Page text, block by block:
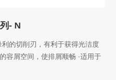
- N
利的切削刃，有利于获得光洁度
容屑空间，使排屑顺畅 ·适用于